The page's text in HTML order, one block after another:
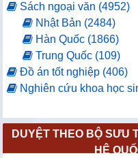
Sách ngoại văn (4952)
Nhật Bản (2484)
Hàn Quốc (1866)
Trung Quốc (109)
Đồ án tốt nghiệp (406)
Nghiên cứu khoa học
DUYỆT THEO BỘ SƯU
HỆ